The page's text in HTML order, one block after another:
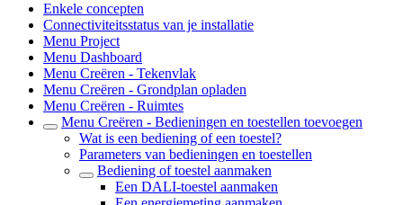
Enkele concepten
Connectiviteitsstatus van je installatie
Menu Project
Menu Dashboard
Menu Creëren - Tekenvlak
Menu Creëren - Grondplan opladen
Menu Creëren - Ruimtes
Menu Creëren - Bedieningen en toestellen toevoegen
Wat is een bediening of een toestel?
Parameters van bedieningen en toestellen
Bediening of toestel aanmaken
Een DALI-toestel aanmaken